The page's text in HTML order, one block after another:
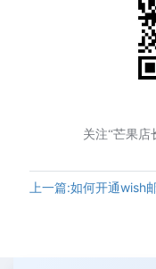
关注“芒果店
上一篇:如何开通wish